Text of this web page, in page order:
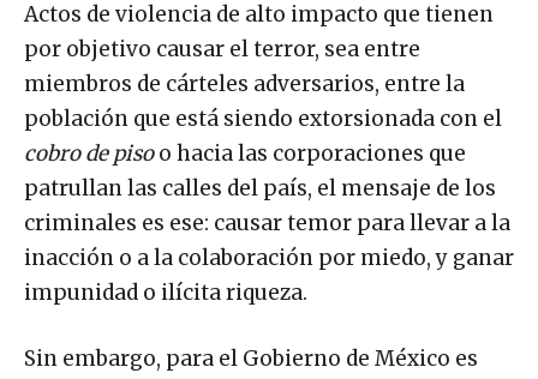
Actos de violencia de alto impacto que tienen
por objetivo causar el terror, sea entre
miembros de cárteles adversarios, entre la
población que está siendo extorsionada con el
cobro de pisoo hacia las corporaciones que
patrullan las calles del país, el mensaje de los
criminales es ese: causar temor para llevar a la
inacción o a la colaboración por miedo, y ganar
impunidad o ilícita riqueza.
Sin embargo, para el Gobierno de México es